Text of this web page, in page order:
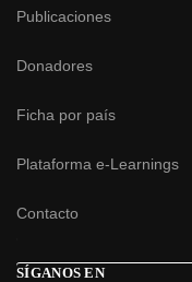
Publicaciones
Donadores
Ficha por país
Plataforma e-Learnings
Contacto
SÍGANOS EN